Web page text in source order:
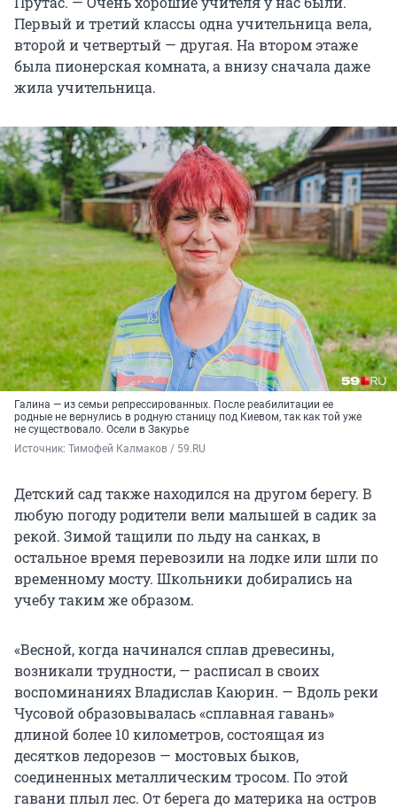
Первый и третий классы одна учительница вела,
второй и четвертый — другая. На втором этаже
была пионерская комната, а внизу сначала даже
жила учительница.
Галина — из семьи репрессированных. После реабилитации ее
родные не вернулись в родную станицу под Киевом, так как той уже
не существовало. Осели в Закурье
Источник: Тимофей Калмаков / 59.RU
Детский сад также находился на другом берегу. В
любую погоду родители вели малышей в садик за
рекой. Зимой тащили по льду на санках, в
остальное время перевозили на лодке или шли по
временному мосту. Школьники добирались на
учебу таким же образом.
«Весной, когда начинался сплав древесины,
возникали трудности, — расписал в своих
воспоминаниях Владислав Каюрин. — Вдоль реки
Чусовой образовывалась «сплавная гавань»
длиной более 10 километров, состоящая из
десятков ледорезов — мостовых быков,
соединенных металлическим тросом. По этой
гавани плыл лес. От берега до материка на остров